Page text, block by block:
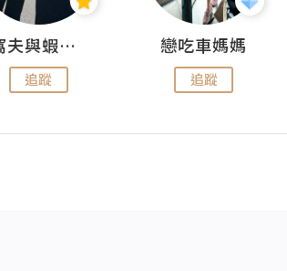
窩夫與蝦子餅
追蹤
戀吃車媽媽
追蹤